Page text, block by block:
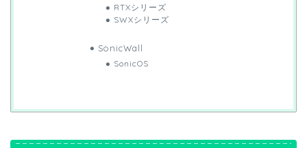
RTXシリーズ
SWXシリーズ
SonicWall
SonicOS